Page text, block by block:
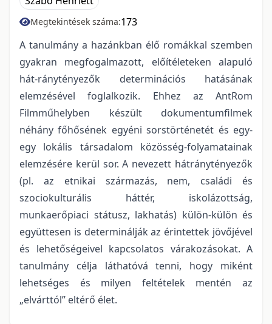
Megtekintések száma:173
A tanulmány a hazánkban élő romákkal szemben
gyakran megfogalmazott, előítéleteken alapuló
hát-ránytényezők determinációs hatásának
elemzésével foglalkozik. Ehhez az AntRom
Filmműhelyben készült dokumentumfilmek
néhány főhősének egyéni sorstörténetét és egy-
egy lokális társadalom közösség-folyamatainak
elemzésére kerül sor. A nevezett hátránytényezők
(pl. az etnikai származás, nem, családi és
szociokulturális háttér, iskolázottság,
munkaerőpiaci státusz, lakhatás) külön-külön és
együttesen is determinálják az érintettek jövőjével
és lehetőségeivel kapcsolatos várakozásokat. A
tanulmány célja láthatóvá tenni, hogy miként
lehetséges és milyen feltételek mentén az
„elvárttól” eltérő élet.